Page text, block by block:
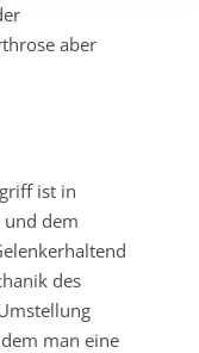
aber
ist in
und dem
des
man eine